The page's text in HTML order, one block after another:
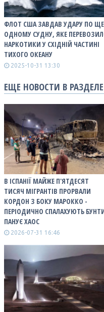
ФЛОТ США ЗАВДАВ УДАРУ ПО ЩЕ
ОДНОМУ СУДНУ, ЯКЕ
НАРКОТИКИ У СХІДНІЙ ЧАСТИНІ
ТИХОГО ОКЕАНУ
2025-10-31 13:30
ЕЩЕ НОВОСТИ В
В ІСПАНІЇ МАЙЖЕ П'ЯТДЕСЯТ
ТИСЯЧ МІГРАНТІВ ПРОРВАЛИ
КОРДОН З БОКУ МАРОККО -
ПЕРІОДИЧНО СПАЛАХУЮТЬ
ПАНУЄ ХАОС
2026-07-31 16:46